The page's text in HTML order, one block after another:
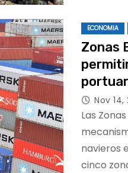
ECONOMIA
Zonas
Nov 14,
Las
navieros
cinco